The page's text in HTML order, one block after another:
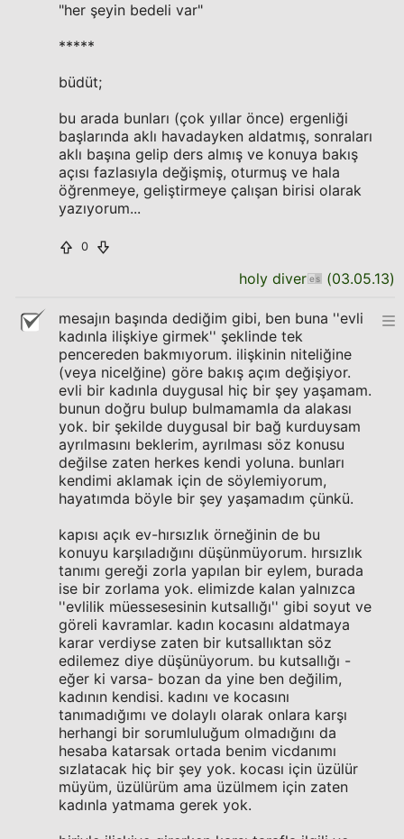
"her şeyin bedeli var"
*****
büdüt;
bu arada bunları (çok yıllar önce) ergenliği
başlarında aklı havadayken aldatmış, sonraları
aklı başına gelip ders almış ve konuya bakış
açısı fazlasıyla değişmiş, oturmuş ve hala
öğrenmeye, geliştirmeye çalışan birisi olarak
yazıyorum...
0
holy diver (03.05.13)
mesajın başında dediğim gibi, ben buna ''evli
kadınla ilişkiye girmek'' şeklinde tek
pencereden bakmıyorum. ilişkinin niteliğine
(veya nicelğine) göre bakış açım değişiyor.
evli bir kadınla duygusal hiç bir şey yaşamam.
bunun doğru bulup bulmamamla da alakası
yok. bir şekilde duygusal bir bağ kurduysam
ayrılmasını beklerim, ayrılması söz konusu
değilse zaten herkes kendi yoluna. bunları
kendimi aklamak için de söylemiyorum,
hayatımda böyle bir şey yaşamadım çünkü.
kapısı açık ev-hırsızlık örneğinin de bu
konuyu karşıladığını düşünmüyorum. hırsızlık
tanımı gereği zorla yapılan bir eylem, burada
ise bir zorlama yok. elimizde kalan yalnızca
''evlilik müessesesinin kutsallığı'' gibi soyut ve
göreli kavramlar. kadın kocasını aldatmaya
karar verdiyse zaten bir kutsallıktan söz
edilemez diye düşünüyorum. bu kutsallığı -
eğer ki varsa- bozan da yine ben değilim,
kadının kendisi. kadını ve kocasını
tanımadığımı ve dolaylı olarak onlara karşı
herhangi bir sorumluluğum olmadığını da
hesaba katarsak ortada benim vicdanımı
sızlatacak hiç bir şey yok. kocası için üzülür
müyüm, üzülürüm ama üzülmem için zaten
kadınla yatmama gerek yok.